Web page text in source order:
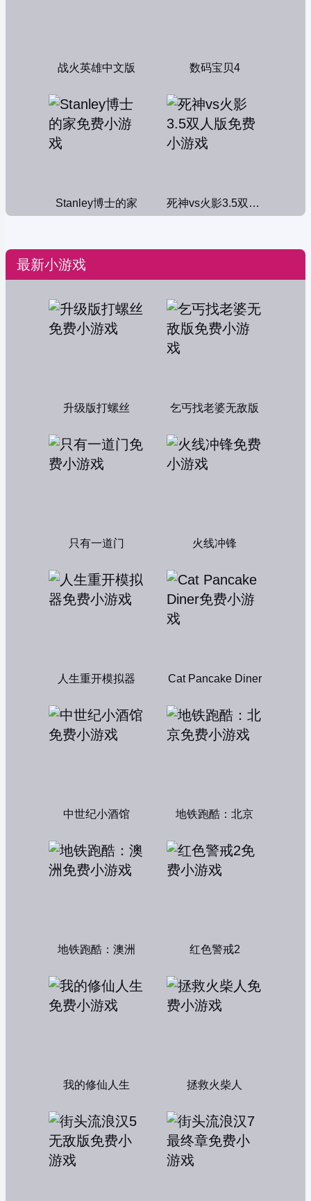
战火英雄中文版 数码宝贝4
Stanley博士的家 死神vs火影3.5双人版
最新小游戏
升级版打螺丝 乞丐找老婆无敌版
只有一道门 火线冲锋
人生重开模拟器 Cat Pancake Diner
中世纪小酒馆 地铁跑酷：北京
地铁跑酷：澳洲 红色警戒2
我的修仙人生 拯救火柴人